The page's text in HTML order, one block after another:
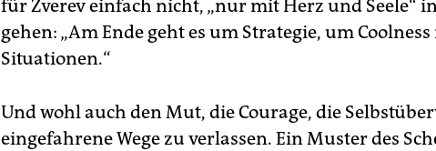
für Zverev einfach nicht, „nur mit Herz und Seele“
gehen: „Am Ende geht es um Strategie, um
Situationen.“
Und wohl auch den Mut, die Courage, die
eingefahrene Wege zu verlassen. Ein Muster des